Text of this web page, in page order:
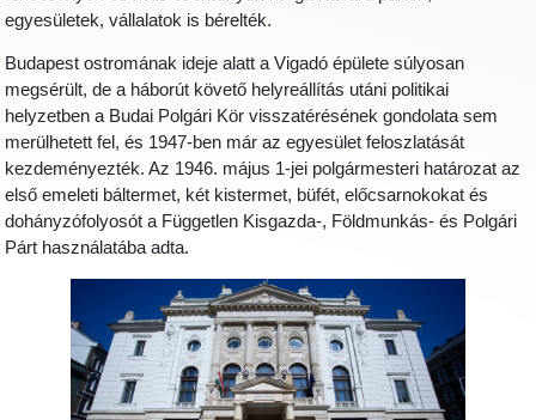
egyesületek, vállalatok is bérelték.
Budapest ostromának ideje alatt a Vigadó épülete súlyosan
megsérült, de a háborút követő helyreállítás utáni politikai
helyzetben a Budai Polgári Kör visszatérésének gondolata sem
merülhetett fel, és 1947-ben már az egyesület feloszlatását
kezdeményezték. Az 1946. május 1-jei polgármesteri határozat az
első emeleti báltermet, két kistermet, büfét, előcsarnokokat és
dohányzófolyosót a Független Kisgazda-, Földmunkás- és Polgári
Párt használatába adta.